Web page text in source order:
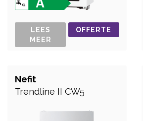
LEES
MEER
OFFERTE
Nefit
Trendline II CW5